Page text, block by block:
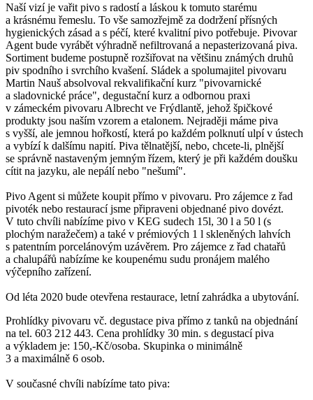
Naší vizí je vařit pivo s radostí a láskou k tomuto starému
a krásnému řemeslu. To vše samozřejmě za dodržení přísných
hygienických zásad a s péčí, které kvalitní pivo potřebuje. Pivovar
Agent bude vyrábět výhradně nefiltrovaná a nepasterizovaná piva.
Sortiment budeme postupně rozšiřovat na většinu známých druhů
piv spodního i svrchího kvašení. Sládek a spolumajitel pivovaru
Martin Nauš absolvoval rekvalifikační kurz "pivovarnické
a sladovnické práce", degustační kurz a odbornou praxi
v zámeckém pivovaru Albrecht ve Frýdlantě, jehož špičkové
produkty jsou naším vzorem a etalonem. Nejraději máme piva
s vyšší, ale jemnou hořkostí, která po každém polknutí ulpí v ústech
a vybízí k dalšímu napití. Piva tělnatější, nebo, chcete-li, plnější
se správně nastaveným jemným řízem, který je při každém doušku
cítit na jazyku, ale nepálí nebo "nešumí".
Pivo Agent si můžete koupit přímo v pivovaru. Pro zájemce z řad
pivoték nebo restaurací jsme připraveni objednané pivo dovézt.
V tuto chvíli nabízíme pivo v KEG sudech 15l, 30 l a 50 l (s
plochým naražečem) a také v prémiových 1 l skleněných lahvích
s patentním porcelánovým uzávěrem. Pro zájemce z řad chatařů
a chalupářů nabízíme ke koupenému sudu pronájem malého
výčepního zařízení.
Od léta 2020 bude otevřena restaurace, letní zahrádka a ubytování.
Prohlídky pivovaru vč. degustace piva přímo z tanků na objednání
na tel. 603 212 443. Cena prohlídky 30 min. s degustací piva
a výkladem je: 150,-Kč/osoba. Skupinka o minimálně
3 a maximálně 6 osob.
V současné chvíli nabízíme tato piva: